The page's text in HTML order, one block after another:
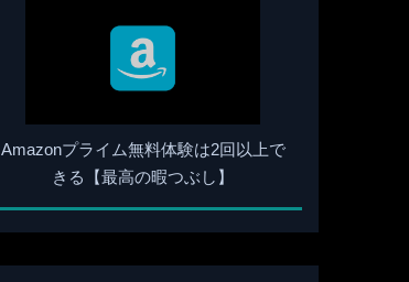
Amazonプライム無料体験は2回以上で
きる【最高の暇つぶし】